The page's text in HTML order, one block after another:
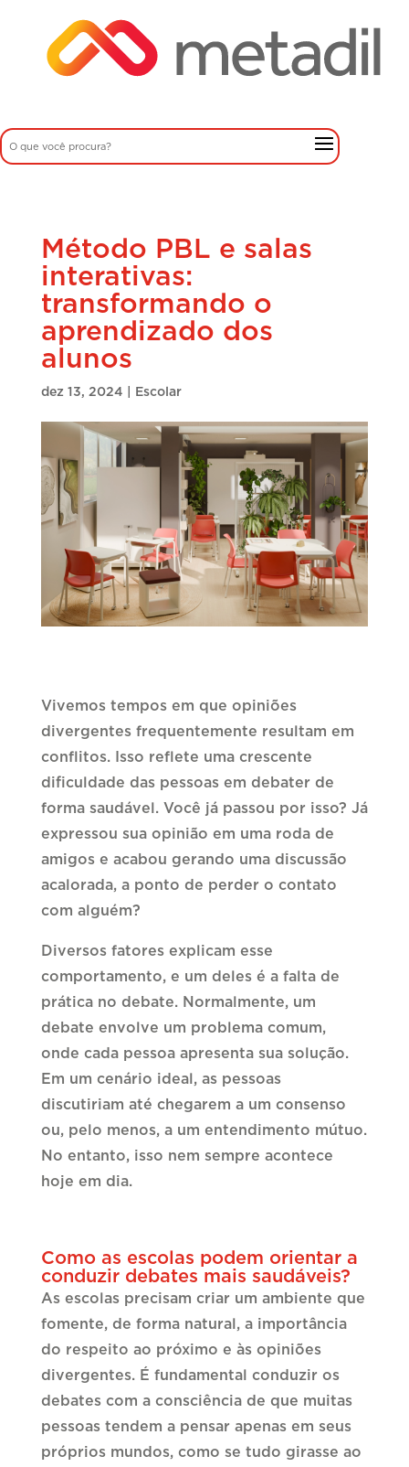
Método PBL e salas
interativas:
transformando o
aprendizado dos
alunos
dez 13, 2024 Escolar
Vivemos tempos em que opiniões
divergentes frequentemente resultam em
conflitos. Isso reflete uma crescente
dificuldade das pessoas em debater de
forma saudável. Você já passou por isso? Já
expressou sua opinião em uma roda de
amigos e acabou gerando uma discussão
acalorada, a ponto de perder o contato
com alguém?
Diversos fatores explicam esse
comportamento, e um deles é a falta de
prática no debate. Normalmente, um
debate envolve um problema comum,
onde cada pessoa apresenta sua solução.
Em um cenário ideal, as pessoas
discutiriam até chegarem a um consenso
ou, pelo menos, a um entendimento mútuo.
No entanto, isso nem sempre acontece
hoje em dia.
Como as escolas podem orientar a
conduzir debates mais saudáveis?
As escolas precisam criar um ambiente que
fomente, de forma natural, a importância
do respeito ao próximo e às opiniões
divergentes. É fundamental conduzir os
debates com a consciência de que muitas
pessoas tendem a pensar apenas em seus
próprios mundos, como se tudo girasse ao